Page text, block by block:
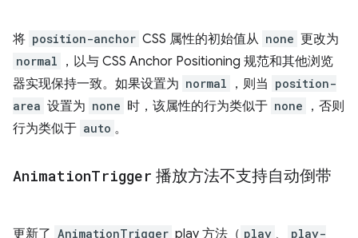
将 position-anchor CSS 属性的初始值从 none 更改为
normal
，以与 CSS Anchor Positioning 规范和其他浏览
器实现保持一致。如果设置为 normal ，则当 position-
area 设置为 none 时，该属性的行为类似于 none
，否则
行为类似于 auto 。
AnimationTrigger 播放方法不支持自动倒带
更新了 AnimationTrigger play 方法（ play 、
play-